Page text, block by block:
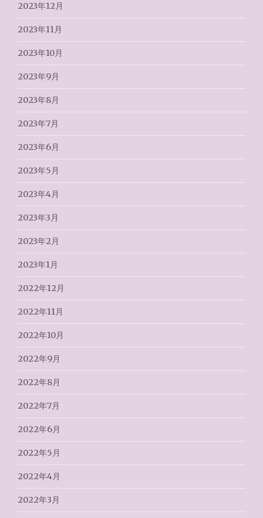
2023年12月
2023年11月
2023年10月
2023年9月
2023年8月
2023年7月
2023年6月
2023年5月
2023年4月
2023年3月
2023年2月
2023年1月
2022年12月
2022年11月
2022年10月
2022年9月
2022年8月
2022年7月
2022年6月
2022年5月
2022年4月
2022年3月